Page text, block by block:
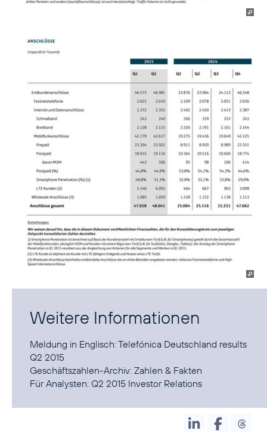
Weitere Informationen
Meldung in Englisch:Telefónica Deutschland results
Q2 2015
Geschäftszahlen-Archiv: Zahlen & Fakten
Für Analysten: Q2 2015 Investor Relations